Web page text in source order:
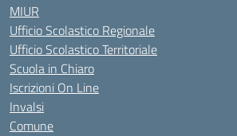
MIUR
Ufficio Scolastico Regionale
Ufficio Scolastico Territoriale
Scuola in Chiaro
Iscrizioni On Line
Invalsi
Comune